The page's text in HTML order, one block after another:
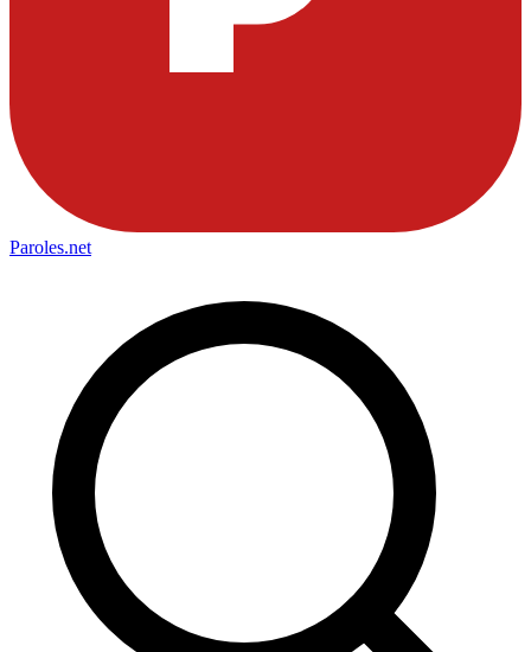
Paroles.net